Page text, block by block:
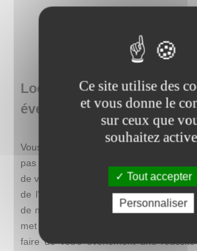
Loca Concept : location de
événementiel en Belgique
Vous recherchez une décoration
pas chère, mais qui se distingue par
de visibilité pour une action
de l'ambiance lors d'un événement ?
de matériel événementiel à Charleroi
met à votre disposition tout se dont
faire de votre événement une
Ce site utilise des
et vous donne le
sur ceux que
souhaitez
Tout accepter
Personnaliser